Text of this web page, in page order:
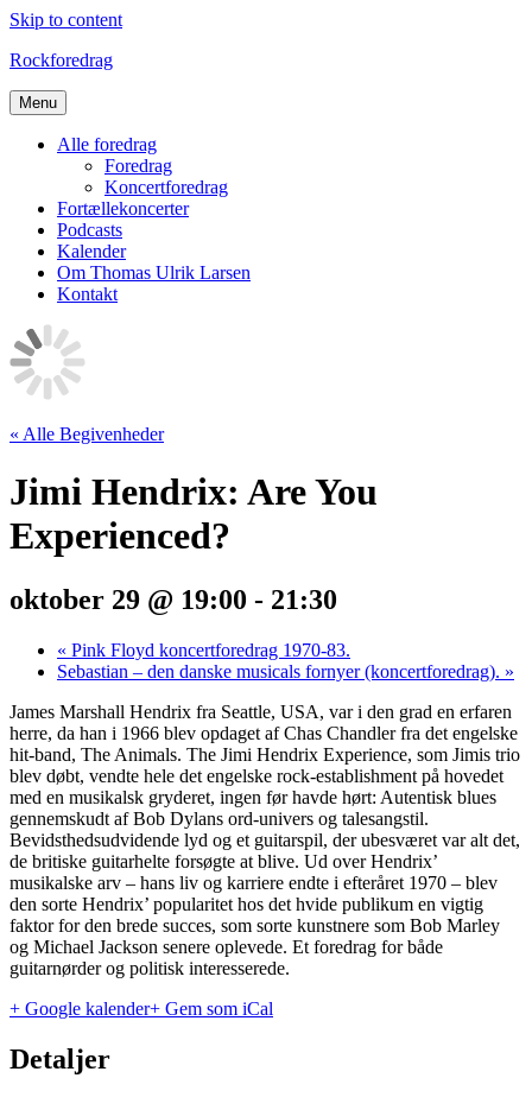
Skip to content
Rockforedrag
Menu
Alle foredrag
Foredrag
Koncertforedrag
Fortællekoncerter
Podcasts
Kalender
Om Thomas Ulrik Larsen
Kontakt
« Alle Begivenheder
Jimi Hendrix: Are You
Experienced?
oktober 29 @ 19:00 - 21:30
« Pink Floyd koncertforedrag 1970-83.
Sebastian – den danske musicals fornyer (koncertforedrag). »
James Marshall Hendrix fra Seattle, USA, var i den grad en erfaren
herre, da han i 1966 blev opdaget af Chas Chandler fra det engelske
hit-band, The Animals. The Jimi Hendrix Experience, som Jimis trio
blev døbt, vendte hele det engelske rock-establishment på hovedet
med en musikalsk gryderet, ingen før havde hørt: Autentisk blues
gennemskudt af Bob Dylans ord-univers og talesangstil.
Bevidsthedsudvidende lyd og et guitarspil, der ubesværet var alt det,
de britiske guitarhelte forsøgte at blive. Ud over Hendrix’
musikalske arv – hans liv og karriere endte i efteråret 1970 – blev
den sorte Hendrix’ popularitet hos det hvide publikum en vigtig
faktor for den brede succes, som sorte kunstnere som Bob Marley
og Michael Jackson senere oplevede. Et foredrag for både
guitarnørder og politisk interesserede.
+ Google kalender+ Gem som iCal
Detaljer